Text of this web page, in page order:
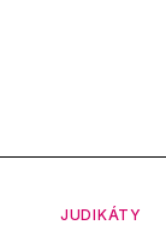
JUDIKÁTY